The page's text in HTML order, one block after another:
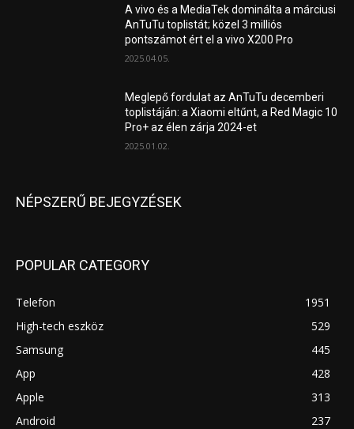
A vivo és a MediaTek dominálta a márciusi
AnTuTu toplistát; közel 3 milliós
pontszámot ért el a vivo X200 Pro
2025.04.05.
Meglepő fordulat az AnTuTu decemberi
toplistáján: a Xiaomi eltűnt, a Red Magic 10
Pro+ az élen zárja 2024-et
2025.01.02.
NÉPSZERŰ BEJEGYZÉSEK
POPULAR CATEGORY
Telefon
1951
High-tech eszköz
529
Samsung
445
App
428
Apple
313
Android
237